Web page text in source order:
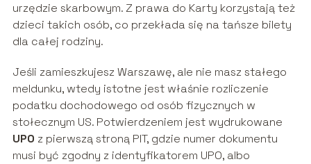
urzędzie skarbowym. Z prawa do Karty korzystają też
dzieci takich osób, co przekłada się na tańsze bilety
dla całej rodziny.
Jeśli zamieszkujesz Warszawę, ale nie masz stałego
meldunku, wtedy istotne jest właśnie rozliczenie
podatku dochodowego od osób fizycznych w
stołecznym US. Potwierdzeniem jest wydrukowane
UPO z pierwszą stroną PIT, gdzie numer dokumentu
musi być zgodny z identyfikatorem UPO, albo